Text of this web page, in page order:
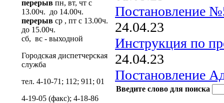
перерыв пн, вт, чт с
13.00ч. до 14.00ч.
перерыв ср , пт с 13.00ч.
до 15.00ч.
сб, вс - выходной
Городская диспетчерская
служба
тел. 4-10-71; 112; 911; 01
4-19-05 (факс); 4-18-86
Постановление
24.04.23
Инструкция по
24.04.23
Постановление
Введите слово для поиска